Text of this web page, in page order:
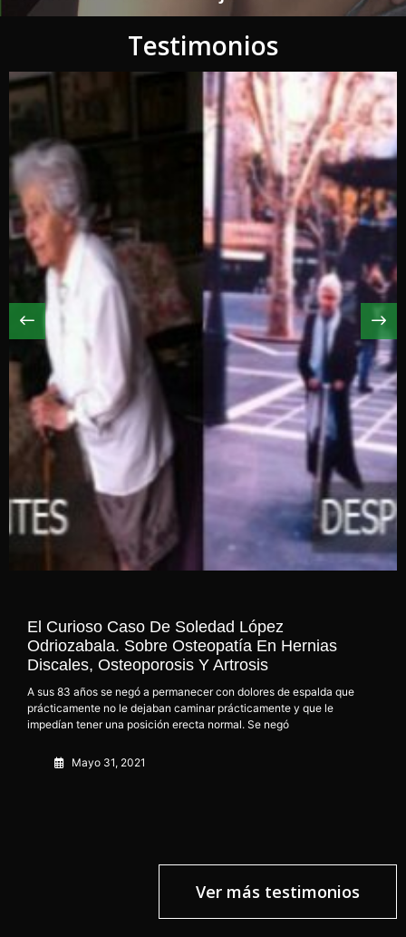
Testimonios
El Curioso Caso De Soledad López
Odriozabala. Sobre Osteopatía En Hernias
Discales, Osteoporosis Y Artrosis
A sus 83 años se negó a permanecer con dolores de espalda que
prácticamente no le dejaban caminar prácticamente y que le
impedían tener una posición erecta normal. Se negó
Mayo 31, 2021
Ver más testimonios